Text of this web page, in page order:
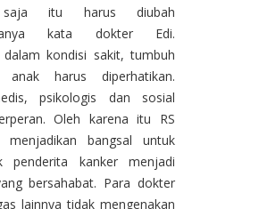
saja itu harus diubah
kata dokter Edi.
dalam kondisi sakit, tumbuh
anak harus diperhatikan.
psikologis dan sosial
Oleh karena itu RS
menjadikan bangsal untuk
penderita kanker menjadi
bersahabat. Para dokter
lainnya tidak mengenakan